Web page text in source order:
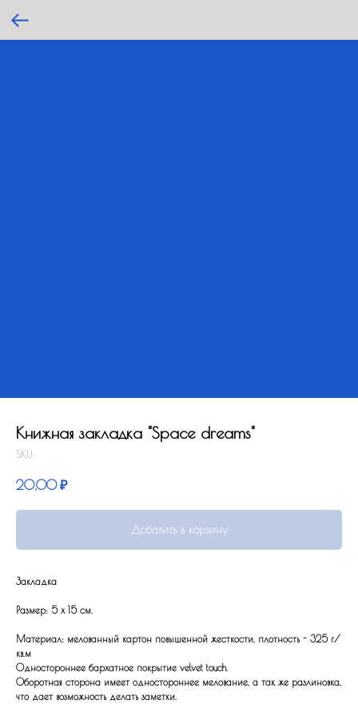
Книжная закладка "Space dreams"
SKU:
20,00 ₽
Добавить в корзину
Закладка
Размер: 5 x 15 см.
Материал: мелованный картон повышенной жесткости, плотность - 325 г/
кв.м
Одностороннее бархатное покрытие velvet touch.
Оборотная сторона имеет одностороннее мелование, а так же разлиновка,
что дает возможность делать заметки.